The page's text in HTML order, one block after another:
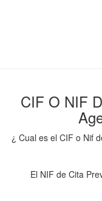
CIF O NIF
¿ Cual es el CIF o Nif
El NIF de Cita